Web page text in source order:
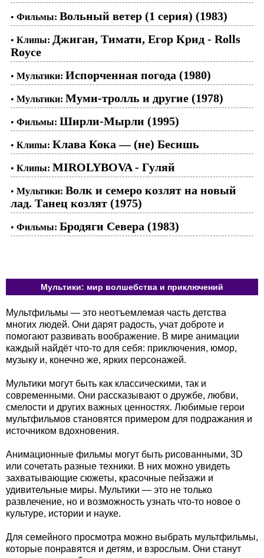
• Фильмы: Вольный ветер (1 серия) (1983)
• Клипы: Джиган, Тимати, Егор Крид - Rolls
Royce
• Мультики: Испорченная погода (1980)
• Мультики: Муми-тролль и другие (1978)
• Фильмы: Ширли-Мырли (1995)
• Клипы: Клава Кока — (не) Бесишь
• Клипы: MIROLYBOVA - Гуляй
• Мультики: Волк и семеро козлят на новый
лад. Танец козлят (1975)
• Фильмы: Бродяги Севера (1983)
Мультики: мир волшебства и приключений
Мультфильмы — это неотъемлемая часть детства
многих людей. Они дарят радость, учат доброте и
помогают развивать воображение. В мире анимации
каждый найдёт что-то для себя: приключения, юмор,
музыку и, конечно же, ярких персонажей.
Мультики могут быть как классическими, так и
современными. Они рассказывают о дружбе, любви,
смелости и других важных ценностях. Любимые герои
мультфильмов становятся примером для подражания и
источником вдохновения.
Анимационные фильмы могут быть рисованными, 3D
или сочетать разные техники. В них можно увидеть
захватывающие сюжеты, красочные пейзажи и
удивительные миры. Мультики — это не только
развлечение, но и возможность узнать что-то новое о
культуре, истории и науке.
Для семейного просмотра можно выбрать мультфильмы,
которые понравятся и детям, и взрослым. Они станут